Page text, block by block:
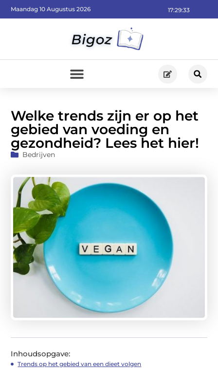
17:29:35
Maandag 10 Augustus 2026
Welke trends zijn er op het
gebied van voeding en
gezondheid? Lees het hier!
Bedrijven
Inhoudsopgave:
Trends op het gebied van een dieet volgen